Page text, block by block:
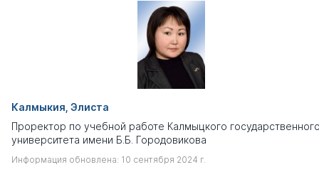
Калмыкия, Элиста
Проректор по учебной работе Калмыцкого
университета имени Б.Б. Городовикова
Информация обновлена: 10 сентября 2024 г.